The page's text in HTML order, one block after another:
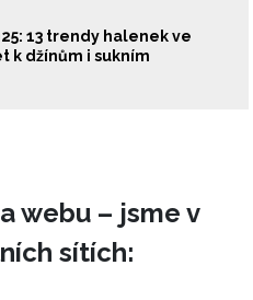
sObchodními
13 trendy halenek ve
k džínům i sukním
webu – jsme v
sítích: